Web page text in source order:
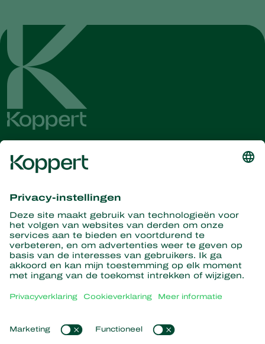
Ontvang het laatste nieuws en
informatie
Hier aanmelden
Partners with Nature
Roofmijten
Roofinsecten
Nuttige nematoden
Nuttige micro-organismen
Nieuws en informatie
Populaire links